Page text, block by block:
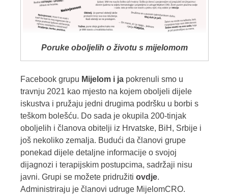
Poruke oboljelih o životu s mijelomom
Facebook grupu Mijelom i ja pokrenuli smo u
travnju 2021 kao mjesto na kojem oboljeli dijele
iskustva i pružaju jedni drugima podršku u borbi s
teškom bolešću. Do sada je okupila 200-tinjak
oboljelih i članova obitelji iz Hrvatske, BiH, Srbije i
još nekoliko zemalja. Budući da članovi grupe
ponekad dijele detaljne informacije o svojoj
dijagnozi i terapijskim postupcima, sadržaji nisu
javni. Grupi se možete pridružiti ovdje.
Administriraju je članovi udruge MijelomCRO.